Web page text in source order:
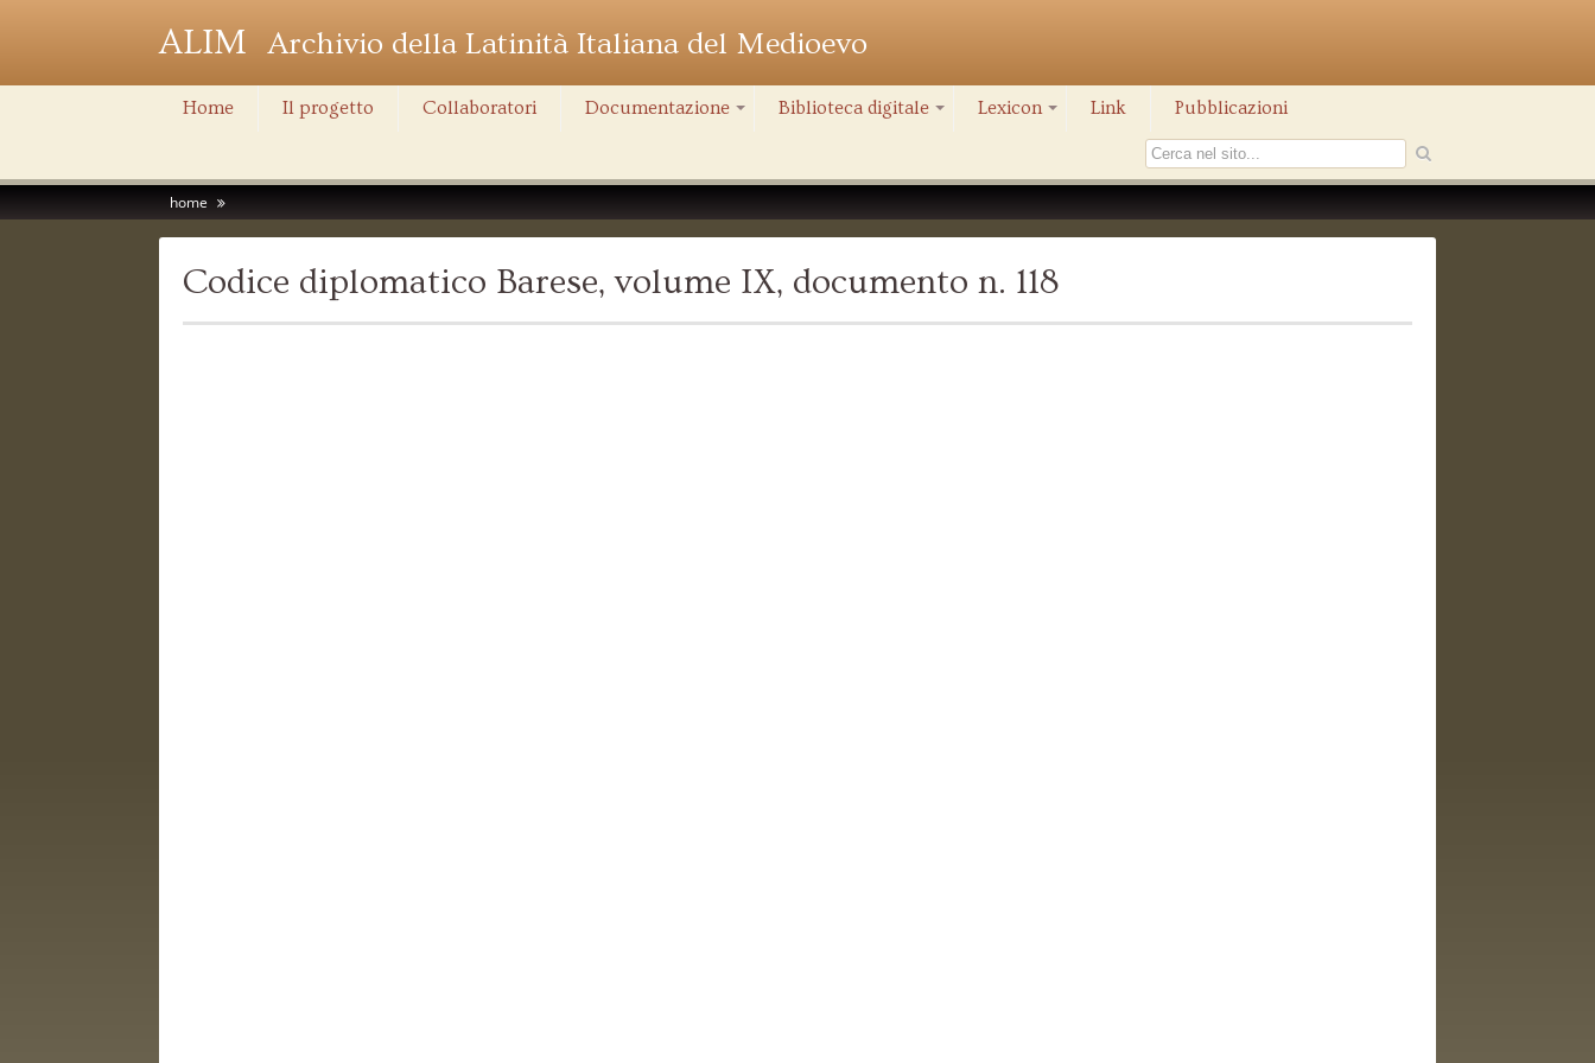
ALIM Archivio della Latinità Italiana del Medioevo
Home Il progetto Collaboratori Documentazione Biblioteca digitale Lexicon Link Pubblicazioni
home
Codice diplomatico Barese, volume IX, documento n. 118